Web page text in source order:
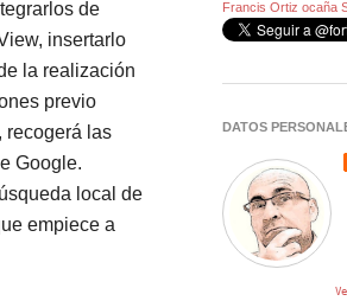
de
insertarlo
la realización
previo
recogerá las
Google.
local de
empiece a
Francis Ortiz ocaña
DATOS